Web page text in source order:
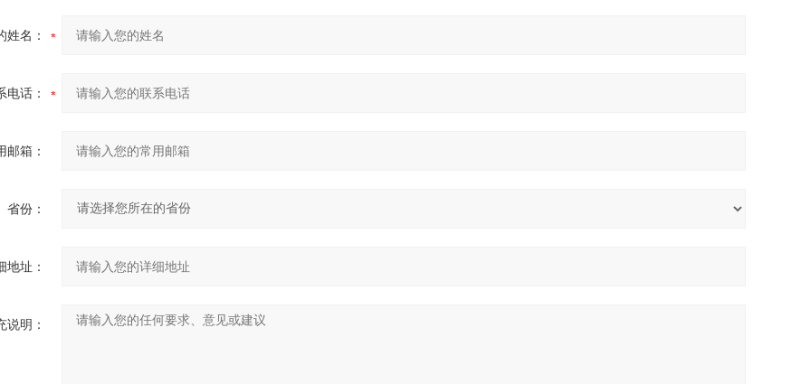
姓名：
电话：
邮箱：
省份：
地址：
说明：